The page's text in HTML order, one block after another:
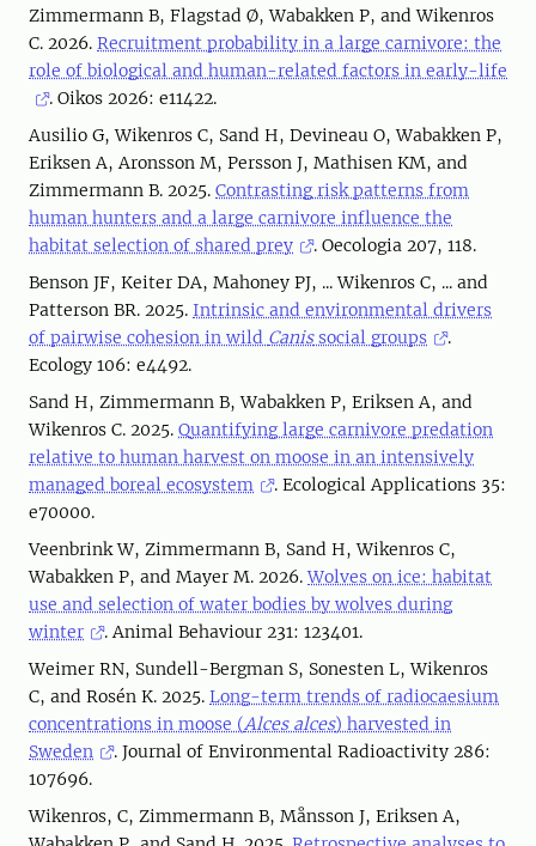
Zimmermann B, Flagstad Ø, Wabakken P, and Wikenros
C. 2026. Recruitment probability in a large carnivore: the
role of biological and human-related factors in early-life
. Oikos 2026: e11422.
Ausilio G, Wikenros C, Sand H, Devineau O, Wabakken P,
Eriksen A, Aronsson M, Persson J, Mathisen KM, and
Zimmermann B. 2025. Contrasting risk patterns from
human hunters and a large carnivore influence the
habitat selection of shared prey
. Oecologia 207, 118.
Benson JF, Keiter DA, Mahoney PJ, ... Wikenros C, ... and
Patterson BR. 2025. Intrinsic and environmental drivers
of pairwise cohesion in wild Canissocial groups
.
Ecology 106: e4492.
Sand H, Zimmermann B, Wabakken P, Eriksen A, and
Wikenros C. 2025. Quantifying large carnivore predation
relative to human harvest on moose in an intensively
managed boreal ecosystem
. Ecological Applications 35:
e70000.
Veenbrink W, Zimmermann B, Sand H, Wikenros C,
Wabakken P, and Mayer M. 2026.Wolves on ice: habitat
use and selection of water bodies by wolves during
winter
. Animal Behaviour 231: 123401.
Weimer RN, Sundell-Bergman S, Sonesten L, Wikenros
C, and Rosén K. 2025. Long-term trends of radiocaesium
concentrations in moose (Alces alces) harvested in
Sweden
. Journal of Environmental Radioactivity 286:
107696.
Wikenros, C, Zimmermann B, Månsson J, Eriksen A,